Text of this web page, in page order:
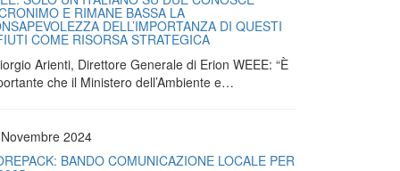
E RIMANE BASSA LA
DELL’IMPORTANZA DI QUESTI
COME RISORSA STRATEGICA
Arienti, Direttore Generale di Erion WEEE: “È
che il Ministero dell’Ambiente e…
2024
BANDO COMUNICAZIONE LOCALE PER